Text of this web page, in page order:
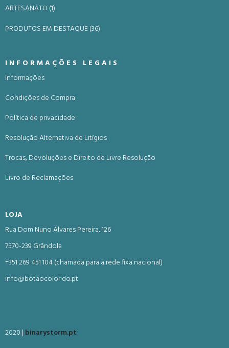
ARTESANATO (1)
PRODUTOS EM DESTAQUE (36)
INFORMAÇÕES LEGAIS
Informações
Condições de Compra
Política de privacidade
Resolução Alternativa de Litígios
Trocas, Devoluções e Direito de Livre Resolução
Livro de Reclamações
LOJA
Rua Dom Nuno Álvares Pereira, 126
7570-239 Grândola
+351 269 451 104 (chamada para a rede fixa nacional)
info@botaocolorido.pt
2020 | binarystorm.pt